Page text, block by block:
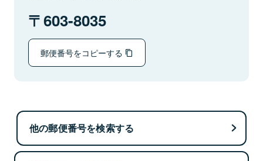
603-8035
郵便番号をコピーする
他の郵便番号を検索する